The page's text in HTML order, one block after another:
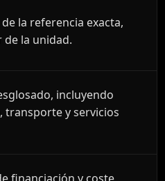
la referencia exacta,
de la unidad.
incluyendo
transporte y servicios